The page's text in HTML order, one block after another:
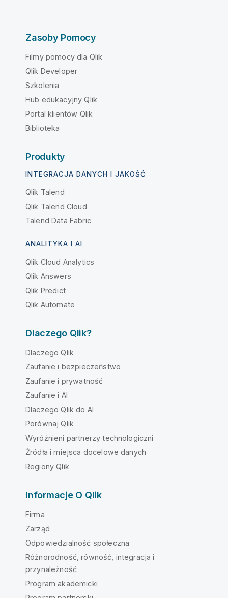
Zasoby Pomocy
Filmy pomocy dla Qlik
Qlik Developer
Szkolenia
Hub edukacyjny Qlik
Portal klientów Qlik
Biblioteka
Produkty
INTEGRACJA DANYCH I JAKOŚĆ
Qlik Talend
Qlik Talend Cloud
Talend Data Fabric
ANALITYKA I AI
Qlik Cloud Analytics
Qlik Answers
Qlik Predict
Qlik Automate
Dlaczego Qlik?
Dlaczego Qlik
Zaufanie i bezpieczeństwo
Zaufanie i prywatność
Zaufanie i AI
Dlaczego Qlik do AI
Porównaj Qlik
Wyróżnieni partnerzy technologiczni
Źródła i miejsca docelowe danych
Regiony Qlik
Informacje O Qlik
Firma
Zarząd
Odpowiedzialność społeczna
Różnorodność, równość, integracja i
przynależność
Program akademicki